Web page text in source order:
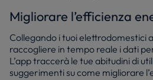
Migliorare l’efficienza
Collegando i tuoi elettrodomestici
raccogliere in tempo reale i dati
L’app traccerà le tue abitudini di
suggerimenti su come migliorare